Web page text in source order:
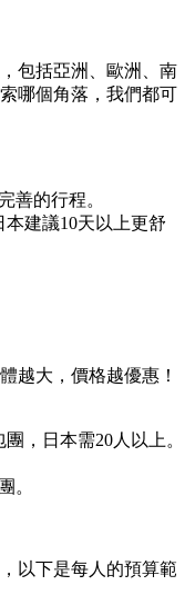
包括亞洲、歐洲、南
哪個角落，我們都可
善的行程。
建議10天以上更舒
越大，價格越優惠！
，日本需20人以上。
。
以下是每人的預算範